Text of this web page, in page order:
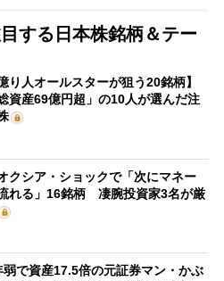
する日本株銘柄＆テー
億り人オールスターが狙う20銘柄】
総資産69億円超」の10人が選んだ注
クシア・ショックで「次にマネー
れる」16銘柄 凄腕投資家3名が厳
弱で資産17.5倍の元証券マン・かぶ